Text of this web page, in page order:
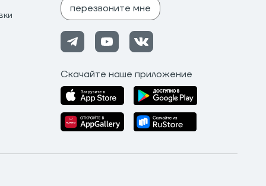
перезвоните мне
Скачайте наше приложение